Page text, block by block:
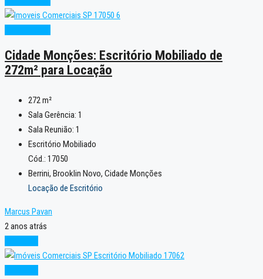
Cidade Monções: Escritório Mobiliado de
272m² para Locação
272m²
Sala Gerência: 1
Sala Reunião: 1
Escritório Mobiliado
Cód.: 17050
Berrini, Brooklin Novo, Cidade Monções
Locação de Escritório
Marcus Pavan
2 anos atrás